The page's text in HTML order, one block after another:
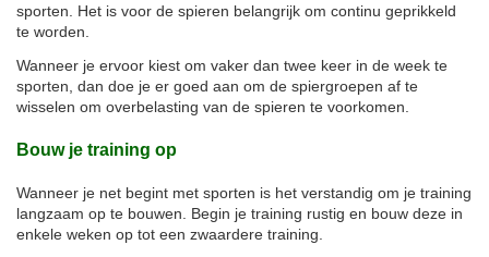
sporten. Het is voor de spieren belangrijk om continu geprikkeld
te worden.
Wanneer je ervoor kiest om vaker dan twee keer in de week te
sporten, dan doe je er goed aan om de spiergroepen af te
wisselen om overbelasting van de spieren te voorkomen.
Bouw je training op
Wanneer je net begint met sporten is het verstandig om je training
langzaam op te bouwen. Begin je training rustig en bouw deze in
enkele weken op tot een zwaardere training.